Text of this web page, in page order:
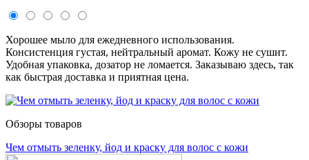
Хорошее мыло для ежедневного использования.
Консистенция густая, нейтральный аромат. Кожу не сушит.
Удобная упаковка, дозатор не ломается. Заказываю здесь, так
как быстрая доставка и приятная цена.
Обзоры товаров
Чем отмыть зеленку, йод и краску для волос с кожи